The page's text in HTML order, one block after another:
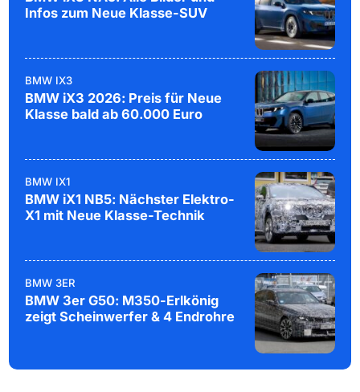
Infos zum Neue Klasse-SUV
BMW IX3
BMW iX3 2026: Preis für Neue
Klasse bald ab 60.000 Euro
BMW IX1
BMW iX1 NB5: Nächster Elektro-
X1 mit Neue Klasse-Technik
BMW 3ER
BMW 3er G50: M350-Erlkönig
zeigt Scheinwerfer & 4 Endrohre